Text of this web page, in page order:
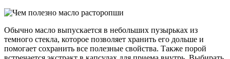
Обычно масло выпускается в небольших пузырьках из
темного стекла, которое позволяет хранить его дольше и
помогает сохранить все полезные свойства. Также порой